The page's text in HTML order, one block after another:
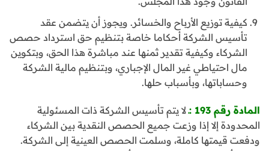
كيفية توزيع الأرباح والخسائر. ويجوز أن يتضمن عقد
تأسيس الشركة أحكاما خاصة بتنظيم حق استرداد حصص
الشركاء وكيفية تقدير ثمنها عند مباشرة هذا الحق، وبتكوين
مال احتياطي غير المال الإجباري، وبتنظيم مالية الشركة
وحساباتها، وبأسباب حلها.
المادة رقم 193 :ـ
لا يتم تأسيس الشركة ذات المسئولية
المحدودة إلا إذا وزعت جميع الحصص النقدية بين الشركاء
ودفعت قيمتها كاملة، وسلمت الحصص العينية إلى الشركة.